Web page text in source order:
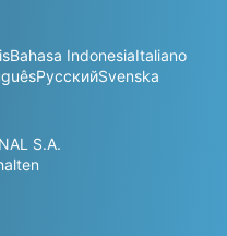
Bahasa IndonesiaItaliano
РусскийSvenska
S.A.